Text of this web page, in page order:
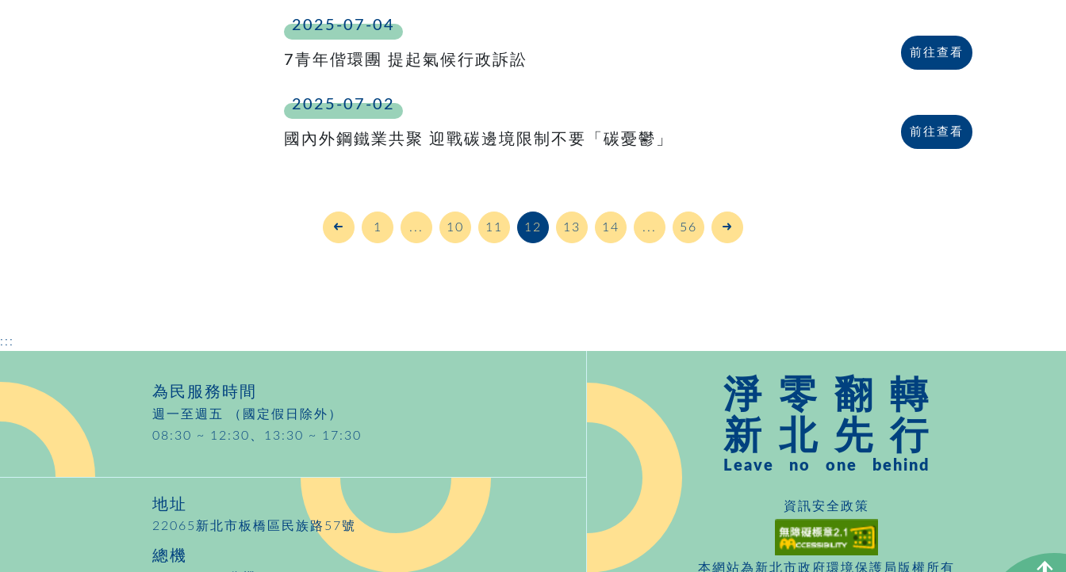
2025-07-04
7青年偕環團 提起氣候行政訴訟 前往查看
2025-07-02
國內外鋼鐵業共聚 迎戰碳邊境限制不要「碳憂鬱」 前往查看
1 ... 10 11 12 13 14 ... 56
:::
為民服務時間
週一至週五 （國定假日除外）
08:30 ~ 12:30、13:30 ~ 17:30
地址
22065新北市板橋區民族路57號
總機
淨 零 翻 轉
新 北 先 行
Leave no one behind
資訊安全政策
本網站為新北市政府環境保護局版權所有